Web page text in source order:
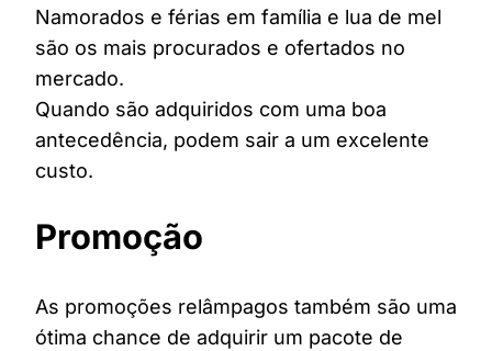
Namorados e férias em família e lua de mel
são os mais procurados e ofertados no
mercado.
Quando são adquiridos com uma boa
antecedência, podem sair a um excelente
custo.
Promoção
As promoções relâmpagos também são uma
ótima chance de adquirir um pacote de